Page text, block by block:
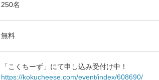
250名
無料
「こくちーず」にて申し込み受付け中！
https://kokucheese.com/event/index/608690/